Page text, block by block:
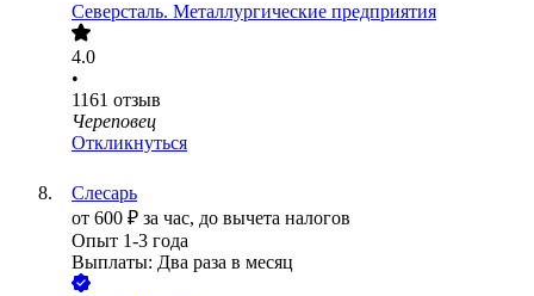
Северсталь. Металлургические предприятия
4.0
•
1161 отзыв
Череповец
Откликнуться
Слесарь
от 600 ₽ за час, до вычета налогов
Опыт 1-3 года
Выплаты: Два раза в месяц